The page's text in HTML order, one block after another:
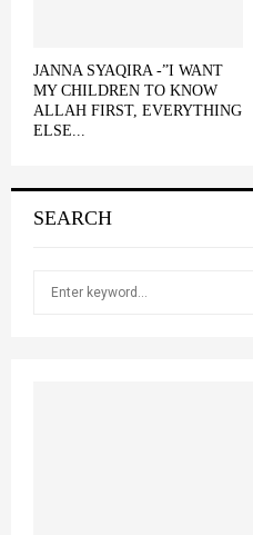
JANNA SYAQIRA -”I WANT
MY CHILDREN TO KNOW
ALLAH FIRST, EVERYTHING
ELSE...
SEARCH